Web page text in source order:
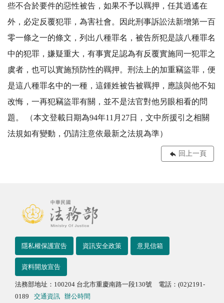
些不合於要件的惡性被告，如果不予以羈押，任其逍遙在
外，必定反覆犯罪，為害社會。因此刑事訴訟法新增第一百
零一條之一的條文，列出八種罪名，被告所犯是該八種罪名
中的犯罪，嫌疑重大，有事實足認為有反覆實施同一犯罪之
虞者，也可以實施預防性的羈押。刑法上的加重竊盜罪，便
是這八種罪名中的一種，這鍾姓被告被羈押，應該與他不知
改悔，一再犯竊盜罪有關，並不是法官對他另眼相看的問
題。 （本文登載日期為94年11月27日，文中所援引之相關
法規如有變動，仍請注意依最新之法規為準）
回上一頁
隱私權保護宣告 資訊安全政策 意見信箱
資料開放宣告
法務部地址：100204 台北市重慶南路一段130號 電話：(02)2191-
0189
交通資訊 辦公時間